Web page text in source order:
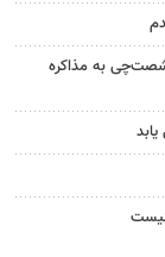
شصت‌چی به مذاکره
نیست